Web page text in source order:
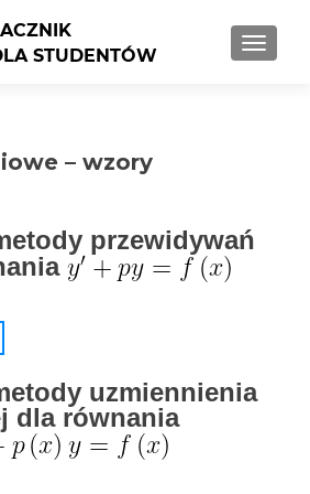
– wzory
przewidywań
jednorodne
ogólne równania
uzmiennienia
dla równania